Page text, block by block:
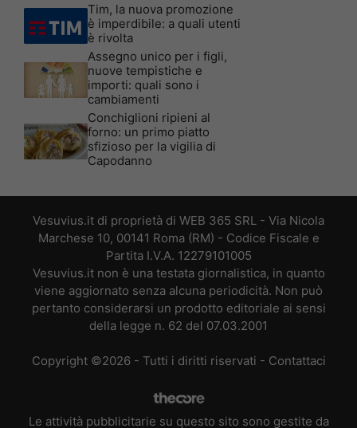
Tim, la nuova promozione
è imperdibile: a quali utenti
è rivolta
Assegno unico per i figli,
nuove tempistiche e
importi: quali sono i
cambiamenti
Conchiglioni ripieni al
forno: un primo piatto
sfizioso per la vigilia di
Capodanno
Vesuvius.it di proprietà di WEB 365 SRL - Via Nicola
Marchese 10, 00141 Roma (RM) - Codice Fiscale e
Partita I.V.A. 12279101005
Vesuvius.it non è una testata giornalistica, in quanto
viene aggiornato senza alcuna periodicità. Non può
pertanto considerarsi un prodotto editoriale ai sensi
della legge n. 62 del 07.03.2001
Copyright ©2026 - Tutti i diritti riservati - Contattaci
Le attività pubblicitarie su questo sito sono gestite da